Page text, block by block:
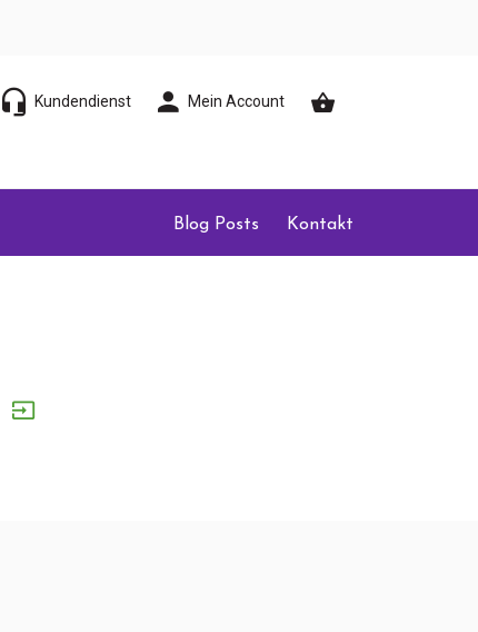
Kundendienst Mein Account
Blog Posts Kontakt